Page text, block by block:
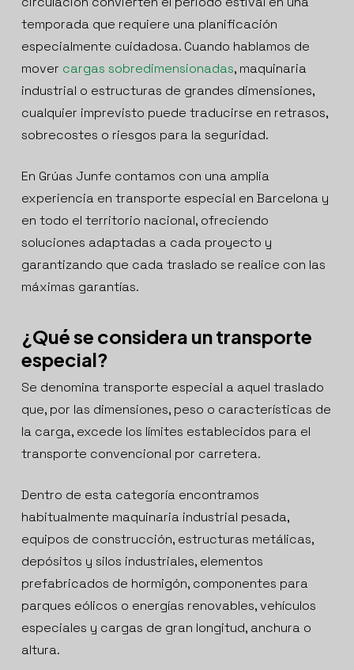
temporada que requiere una planificación
especialmente cuidadosa. Cuando hablamos de
mover cargas sobredimensionadas, maquinaria
industrial o estructuras de grandes dimensiones,
cualquier imprevisto puede traducirse en retrasos,
sobrecostes o riesgos para la seguridad.
En Grúas Junfe contamos con una amplia
experiencia en transporte especial en Barcelona y
en todo el territorio nacional, ofreciendo
soluciones adaptadas a cada proyecto y
garantizando que cada traslado se realice con las
máximas garantías.
¿Qué se considera un transporte
especial?
Se denomina transporte especial a aquel traslado
que, por las dimensiones, peso o características de
la carga, excede los límites establecidos para el
transporte convencional por carretera.
Dentro de esta categoría encontramos
habitualmente maquinaria industrial pesada,
equipos de construcción, estructuras metálicas,
depósitos y silos industriales, elementos
prefabricados de hormigón, componentes para
parques eólicos o energías renovables, vehículos
especiales y cargas de gran longitud, anchura o
altura.